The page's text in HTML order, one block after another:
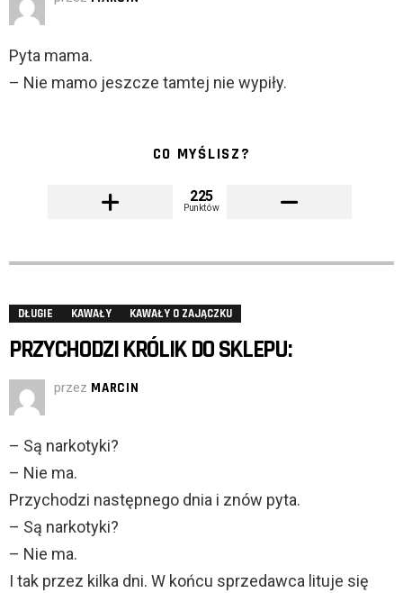
Pyta mama.
– Nie mamo jeszcze tamtej nie wypiły.
CO MYŚLISZ?
225
Punktów
DŁUGIE KAWAŁY KAWAŁY O ZAJĄCZKU
PRZYCHODZI KRÓLIK DO SKLEPU:
przez MARCIN
– Są narkotyki?
– Nie ma.
Przychodzi następnego dnia i znów pyta.
– Są narkotyki?
– Nie ma.
I tak przez kilka dni. W końcu sprzedawca lituje się